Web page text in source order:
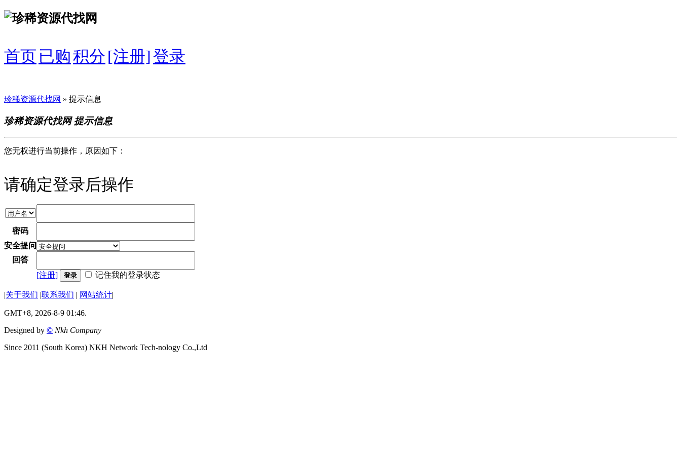
首页 已购积分[注册]登录
珍稀资源代找网 » 提示信息
珍稀资源代找网 提示信息
您无权进行当前操作，原因如下：
请确定登录后操作
密码
安全提问
回答
[注册]
登录 记住我的登录状态
|关于我们 |联系我们 | 网站统计|
GMT+8, 2026-8-9 01:46.
Designed by © Nkh Company
Since 2011 (South Korea) NKH Network Tech-nology Co.,Ltd